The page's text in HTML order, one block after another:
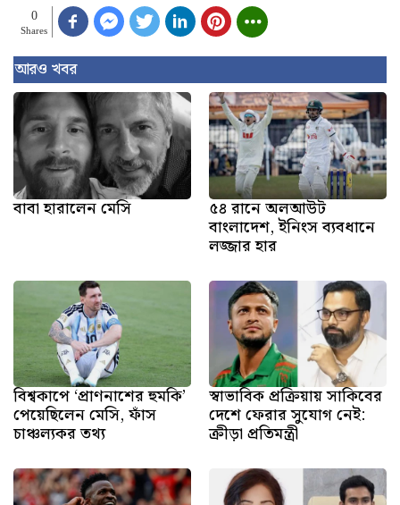
0
Shares
আরও খবর
বাবা হারালেন মেসি ৫৪ রানে অলআউট
বাংলাদেশ, ইনিংস ব্যবধানে
লজ্জার হার
বিশ্বকাপে ‘প্রাণনাশের হুমকি’
পেয়েছিলেন মেসি, ফাঁস
চাঞ্চল্যকর তথ্য
স্বাভাবিক প্রক্রিয়ায় সাকিবের
দেশে ফেরার সুযোগ নেই:
ক্রীড়া প্রতিমন্ত্রী